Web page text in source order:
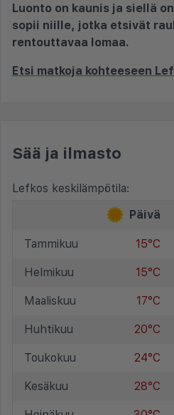
Luonto on kaunis ja siellä
sopii niille, jotka etsivät
rentouttavaa lomaa.
Etsi matkoja kohteeseen
Sää ja ilmasto
Lefkos keskilämpötila:
Päivä
Tammikuu 15°C
Helmikuu 15°C
Maaliskuu 17°C
Huhtikuu 20°C
Toukokuu 24°C
Kesäkuu 28°C